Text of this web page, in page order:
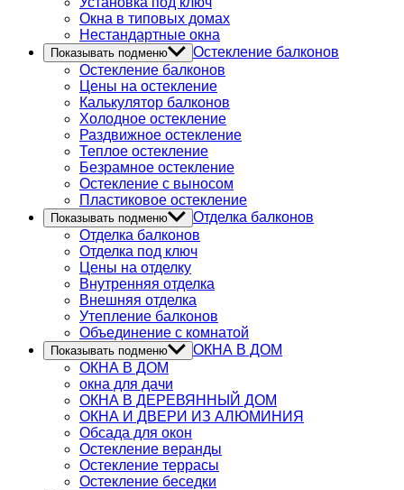
Окна в типовых домах
Нестандартные окна
Показывать подменю
Остекление балконов
Остекление балконов
Цены на остекление
Калькулятор балконов
Холодное остекление
Раздвижное остекление
Теплое остекление
Безрамное остекление
Остекление с выносом
Пластиковое остекление
Показывать подменю
Отделка балконов
Отделка балконов
Отделка под ключ
Цены на отделку
Внутренняя отделка
Внешняя отделка
Утепление балконов
Объединение с комнатой
Показывать подменю
ОКНА В ДОМ
ОКНА В ДОМ
окна для дачи
ОКНА В ДЕРЕВЯННЫЙ ДОМ
ОКНА И ДВЕРИ ИЗ АЛЮМИНИЯ
Обсада для окон
Остекление веранды
Остекление террасы
Остекление беседки